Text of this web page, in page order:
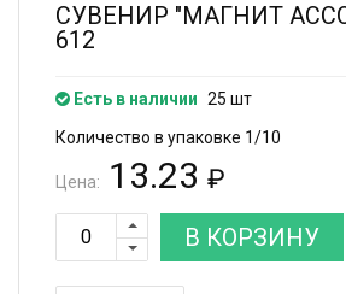
СУВЕНИР "МАГНИТ
612
Есть в наличии 25 шт
Количество в упаковке 1/10
Цена: 13.23 ₽
В КОРЗИНУ